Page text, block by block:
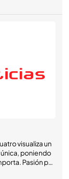
visualiza un
poniendo
Pasión por
Losada,